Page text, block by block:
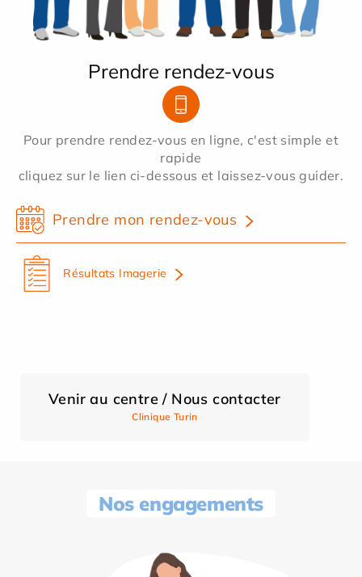
Prendre rendez-vous
Pour prendre rendez-vous en ligne, c'est simple et
rapide
cliquez sur le lien ci-dessous et laissez-vous guider.
Prendre mon rendez-vous
Résultats Imagerie
Venir au centre / Nous contacter
Clinique Turin
Nos engagements